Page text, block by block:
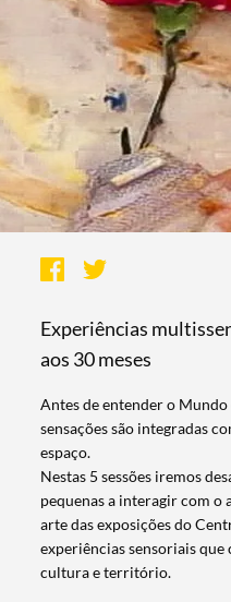
Experiências
aos 30 meses
Antes de entender o Mundo
sensações são integradas
espaço.
Nestas 5 sessões iremos
pequenas a interagir com o
arte das exposições do
experiências sensoriais
cultura e território.